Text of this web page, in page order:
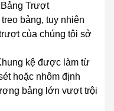
Trượt
bảng, tuy nhiên
của chúng tôi sở
kệ được làm từ
hoặc nhôm định
bảng lớn vượt trội